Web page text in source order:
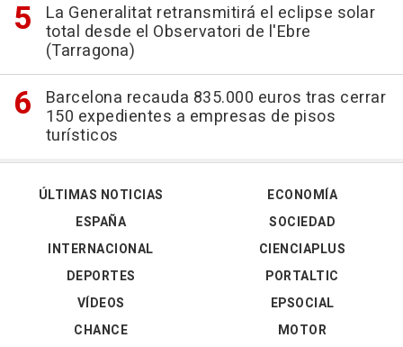
La Generalitat retransmitirá el eclipse solar
total desde el Observatori de l'Ebre
(Tarragona)
Barcelona recauda 835.000 euros tras cerrar
150 expedientes a empresas de pisos
turísticos
ÚLTIMAS NOTICIAS
ESPAÑA
INTERNACIONAL
DEPORTES
VÍDEOS
ECONOMÍA
SOCIEDAD
CIENCIAPLUS
PORTALTIC
EPSOCIAL
CHANCE
MOTOR